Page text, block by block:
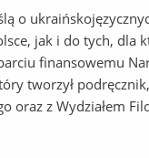
o
jak i do tych, dla
finansowemu
tworzył
oraz z Wydziałem